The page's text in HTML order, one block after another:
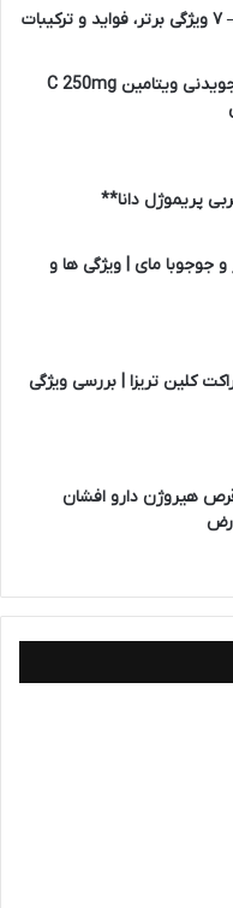
نقد و بررسی قرص جویدنی ویتامین C 250mg
پریموژل دانا**
جوجوبا مای | ویژگی ها و
کلین تریزا | بررسی ویژگی
هیروژن دارو افشان